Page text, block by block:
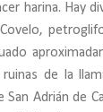
harina. Hay
de la
Adrián de